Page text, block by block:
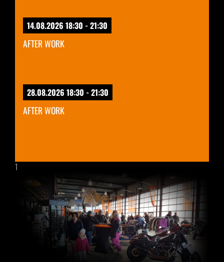
14.08.2026 18:30 - 21:30
AFTER WORK
28.08.2026 18:30 - 21:30
AFTER WORK
1